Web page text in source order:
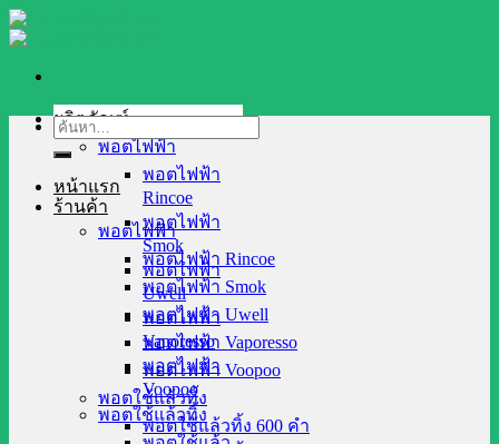
Skip
to
ผลิตภัณฑ์
พอตไฟฟ้า
พอตไฟฟ้า
Rincoe
พอตไฟฟ้า
Smok
พอตไฟฟ้า
Uwell
พอตไฟฟ้า
Vaporesso
พอตไฟฟ้า
Voopoo
พอตใช้แล้วทิ้ง
ค้นหา:
หน้าแรก
ร้านค้า
พอตไฟฟ้า
พอตไฟฟ้า Rincoe
พอตไฟฟ้า Smok
พอตไฟฟ้า Uwell
พอตไฟฟ้า Vaporesso
พอตไฟฟ้า Voopoo
พอตใช้แล้วทิ้ง
พอตใช้แล้วทิ้ง 600 คำ